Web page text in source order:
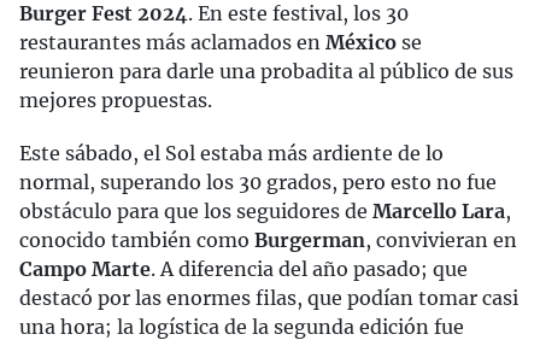
Burger Fest 2024. En este festival, los 30
restaurantes más aclamados en México se
reunieron para darle una probadita al público de sus
mejores propuestas.
Este sábado, el Sol estaba más ardiente de lo
normal, superando los 30 grados, pero esto no fue
obstáculo para que los seguidores de Marcello Lara,
conocido también como Burgerman, convivieran en
Campo Marte. A diferencia del año pasado; que
destacó por las enormes filas, que podían tomar casi
una hora; la logística de la segunda edición fue